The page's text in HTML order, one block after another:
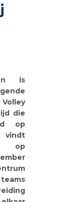
is
die
op
vindt
op